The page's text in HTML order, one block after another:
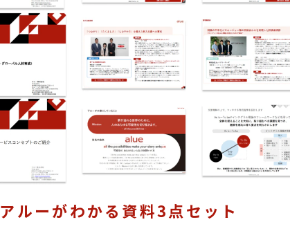
アルーがわかる資料3点セット